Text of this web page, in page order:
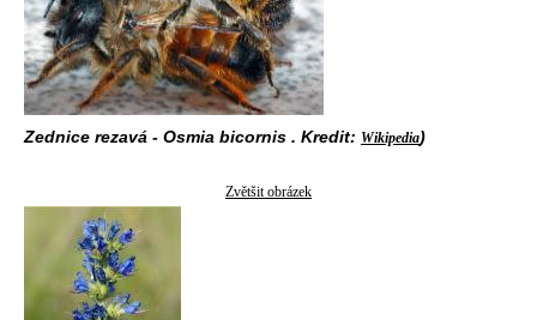
Zednice rezavá - Osmia bicornis . Kredit: Wikipedia)
Zvětšit obrázek